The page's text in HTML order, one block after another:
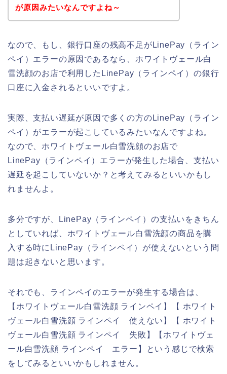
が原因みたいなんですよね～
なので、もし、銀行口座の残高不足がLinePay（ライン
ペイ）エラーの原因であるなら、ホワイトヴェール白
雪洗顔のお店で利用したLinePay（ラインペイ）の銀行
口座に入金されるといいですよ。
実際、支払い遅延が原因で多くの方のLinePay（ライン
ペイ）がエラーが起こしているみたいなんですよね。
なので、ホワイトヴェール白雪洗顔のお店で
LinePay（ラインペイ）エラーが発生した場合、支払い
遅延を起こしていないか？と考えてみるといいかもし
れませんよ。
多分ですが、LinePay（ラインペイ）の支払いをきちん
としていれば、ホワイトヴェール白雪洗顔の商品を購
入する時にLinePay（ラインペイ）が使えないという問
題は起きないと思います。
それでも、ラインペイのエラーが発生する場合は、
【ホワイトヴェール白雪洗顔 ラインペイ】【 ホワイト
ヴェール白雪洗顔 ラインペイ 使えない】【 ホワイト
ヴェール白雪洗顔 ラインペイ 失敗】【ホワイトヴェ
ール白雪洗顔 ラインペイ エラー】という感じで検索
をしてみるといいかもしれません。